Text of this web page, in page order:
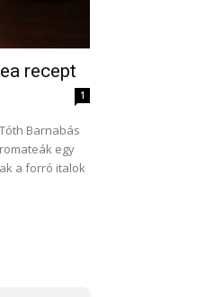
recept
1
Barnabás
a forró italok